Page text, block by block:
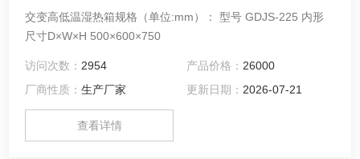
交变高低温湿热箱规格（单位:mm）： 型号 GDJS-225 内形
尺寸D×W×H 500×600×750
访问次数： 2954 产品价格： 26000
厂商性质：生产厂家 更新日期： 2026-07-21
查看详情